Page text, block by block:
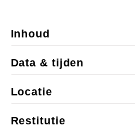
Inhoud
Data & tijden
Locatie
Restitutie